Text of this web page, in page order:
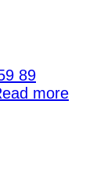
89
more